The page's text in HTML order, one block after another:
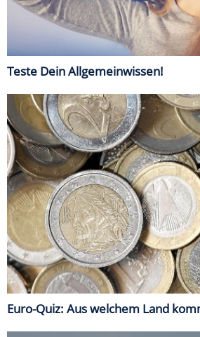
Teste Dein Allgemeinwissen!
Euro-Quiz: Aus welchem Land